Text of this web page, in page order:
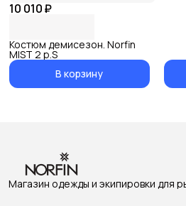
10 010 ₽
Костюм демисезон. Norfin
MIST 2 р.S
В корзину
Магазин одежды и экипировки для